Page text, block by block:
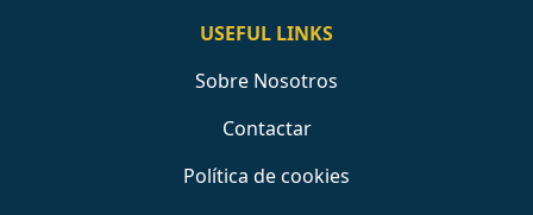
USEFUL LINKS
Sobre Nosotros
Contactar
Política de cookies